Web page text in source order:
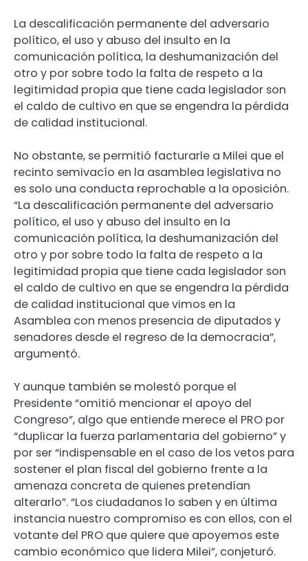
La descalificación permanente del adversario
político, el uso y abuso del insulto en la
comunicación política, la deshumanización del
otro y por sobre todo la falta de respeto a la
legitimidad propia que tiene cada legislador son
el caldo de cultivo en que se engendra la pérdida
de calidad institucional.
No obstante, se permitió facturarle a Milei que el
recinto semivacío en la asamblea legislativa no
es solo una conducta reprochable a la oposición.
“La descalificación permanente del adversario
político, el uso y abuso del insulto en la
comunicación política, la deshumanización del
otro y por sobre todo la falta de respeto a la
legitimidad propia que tiene cada legislador son
el caldo de cultivo en que se engendra la pérdida
de calidad institucional que vimos en la
Asamblea con menos presencia de diputados y
senadores desde el regreso de la democracia”,
argumentó.
Y aunque también se molestó porque el
Presidente “omitió mencionar el apoyo del
Congreso”, algo que entiende merece el PRO por
“duplicar la fuerza parlamentaria del gobierno” y
por ser “indispensable en el caso de los vetos para
sostener el plan fiscal del gobierno frente a la
amenaza concreta de quienes pretendían
alterarlo”. “Los ciudadanos lo saben y en última
instancia nuestro compromiso es con ellos, con el
votante del PRO que quiere que apoyemos este
cambio económico que lidera Milei”, conjeturó.